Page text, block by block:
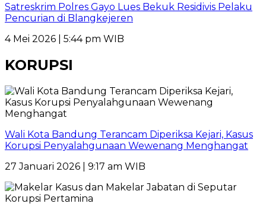
Satreskrim Polres Gayo Lues Bekuk Residivis Pelaku
Pencurian di Blangkejeren
4 Mei 2026 | 5:44 pm WIB
KORUPSI
Wali Kota Bandung Terancam Diperiksa Kejari, Kasus
Korupsi Penyalahgunaan Wewenang Menghangat
27 Januari 2026 | 9:17 am WIB